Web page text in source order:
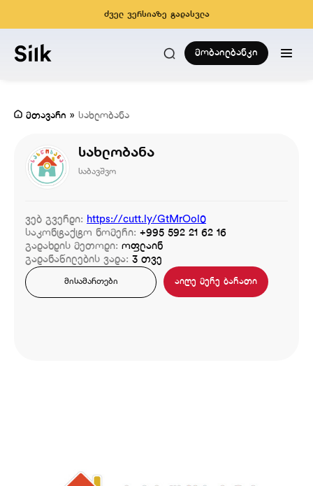
ძველ ვერსიაზე გადასვლა
მობაილბანკი
მთავარი » სახლობანა
სახლობანა
საბავშვო
ვებ გვერდი: https://cutt.ly/GtMrOol0
საკონტაქტო ნომერი: +995 592 21 62 16
გადახდის მეთოდი: ოფლაინ
გადანაწილების ვადა: 3 თვე
მისამართები აიღე მერე ბარათი